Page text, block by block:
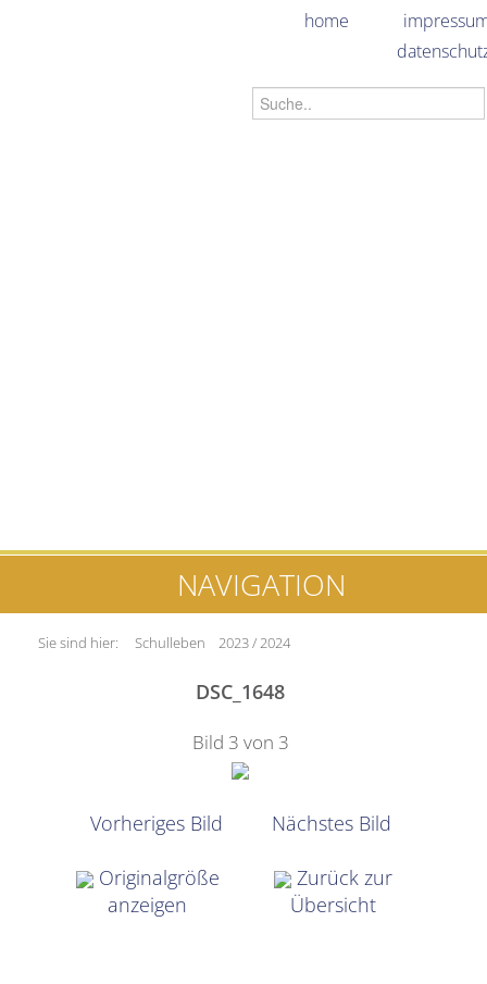
home
NAVIGATION
Sie sind hier: Schulleben 2023 / 2024
DSC_1648
Bild 3 von 3
Vorheriges Bild
Nächstes Bild
Originalgröße
anzeigen
Zurück zur
Übersicht